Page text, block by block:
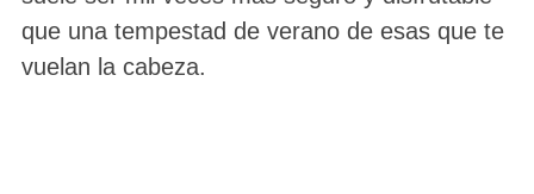
que una tempestad de verano de esas que te
vuelan la cabeza.